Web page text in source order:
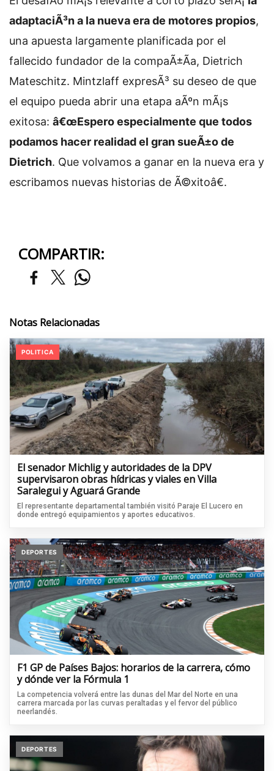
adaptaciÃ³n a la nueva era de motores propios,
una apuesta largamente planificada por el
fallecido fundador de la compaÃ±Ã­a, Dietrich
Mateschitz. Mintzlaff expresÃ³ su deseo de que
el equipo pueda abrir una etapa aÃºn mÃ¡s
exitosa: â€œEspero especialmente que todos
podamos hacer realidad el gran sueÃ±o de
Dietrich. Que volvamos a ganar en la nueva era y
escribamos nuevas historias de Ã©xitoâ€.
COMPARTIR:
Notas Relacionadas
POLITICA
El senador Michlig y autoridades de la DPV
supervisaron obras hídricas y viales en Villa
Saralegui y Aguará Grande
El representante departamental también visitó Paraje El Lucero en
donde entregó equipamientos y aportes educativos.
DEPORTES
F1 GP de Países Bajos: horarios de la carrera, cómo
y dónde ver la Fórmula 1
La competencia volverá entre las dunas del Mar del Norte en una
carrera marcada por las curvas peraltadas y el fervor del público
neerlandés.
DEPORTES